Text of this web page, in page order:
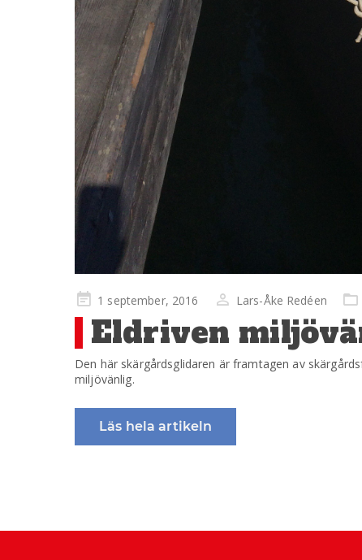
Publicerad
på
1 september, 2016 Lars-Åke Redéen
Eldriven
Den här skärgårdsglidaren är framtagen av
miljövänlig.
Läs hela artikeln